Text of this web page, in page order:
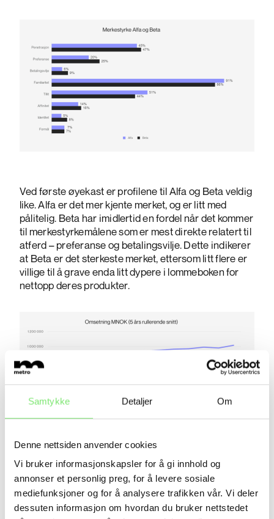
Samtykke Detaljer Om
Denne nettsiden anvender cookies
Vi bruker informasjonskapsler for å gi innhold og
annonser et personlig preg, for å levere sosiale
mediefunksjoner og for å analysere trafikken vår. Vi deler
dessuten informasjon om hvordan du bruker nettstedet
Ved første øyekast er profilene til Alfa og Beta veldig
like. Alfa er det mer kjente merket, og er litt med
pålitelig. Beta har imidlertid en fordel når det kommer
til merkestyrkemålene som er mest direkte relatert til
atferd – preferanse og betalingsvilje. Dette indikerer
at Beta er det sterkeste merket, ettersom litt flere er
villige til å grave enda litt dypere i lommeboken for
nettopp deres produkter.
Det er ingen stor fordel, men antakelsen vil likevel
være at det vil ha en vesentlig innvirkning på
økonomien til de to selskapene. Denne hypotesen